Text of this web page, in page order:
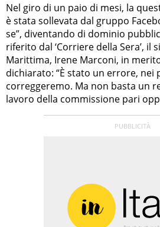
Nel giro di un paio di mesi, la
è stata sollevata dal gruppo
se”, diventando di dominio
riferito dal ‘Corriere della Sera’, il
Marittima, Irene Marconi, in
dichiarato: “È stato un errore, nei
correggeremo. Ma non basta un
lavoro della commissione pari